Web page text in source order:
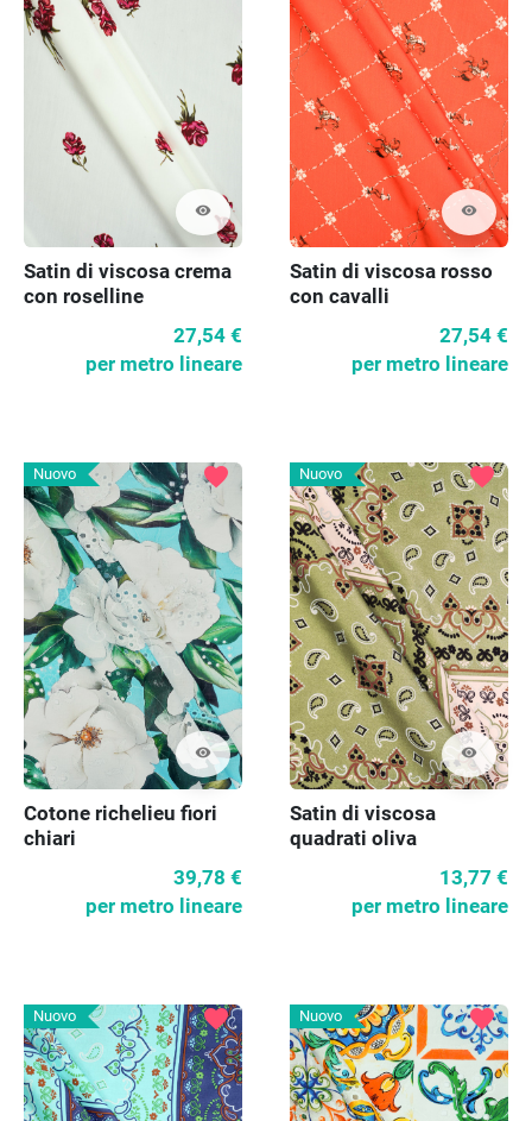
visibility
Satin di viscosa crema
con roselline
27,54 €
per metro lineare
visibility
Satin di viscosa rosso
con cavalli
27,54 €
per metro lineare
Nuovo
visibility
favorite
Cotone richelieu fiori
chiari
39,78 €
per metro lineare
Nuovo
visibility
favorite
Satin di viscosa
quadrati oliva
13,77 €
per metro lineare
Nuovo favorite Nuovo favorite